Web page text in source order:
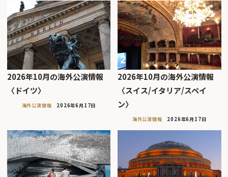
2026年10月の海外公演情報
〈ドイツ〉
海外公演情報 2026年6月17日
2026年10月の海外公演情報
〈スイス/イタリア/スペイ
ン〉
海外公演情報 2026年6月17日